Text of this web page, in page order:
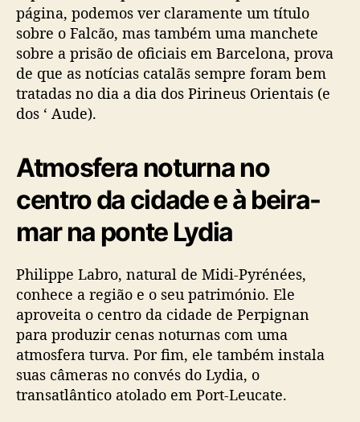
página, podemos ver claramente um título
sobre o Falcão, mas também uma manchete
sobre a prisão de oficiais em Barcelona, ​​prova
de que as notícias catalãs sempre foram bem
tratadas no dia a dia dos Pirineus Orientais (e
dos ‘ Aude).
Atmosfera noturna no
centro da cidade e à beira-
mar na ponte Lydia
Philippe Labro, natural de Midi-Pyrénées,
conhece a região e o seu património. Ele
aproveita o centro da cidade de Perpignan
para produzir cenas noturnas com uma
atmosfera turva. Por fim, ele também instala
suas câmeras no convés do Lydia, o
transatlântico atolado em Port-Leucate.